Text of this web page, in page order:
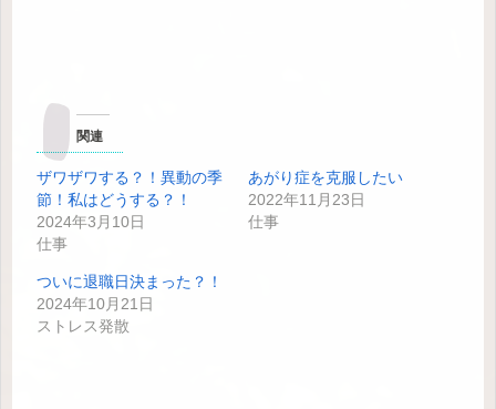
関連
ザワザワする？！異動の季
節！私はどうする？！
2024年3月10日
仕事
あがり症を克服したい
2022年11月23日
仕事
ついに退職日決まった？！
2024年10月21日
ストレス発散